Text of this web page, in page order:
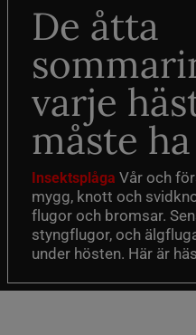
De åtta
varje
måste
Insektsplåga Vår och
mygg, knott och
flugor och bromsar.
styngflugor, och
under hösten. Här är